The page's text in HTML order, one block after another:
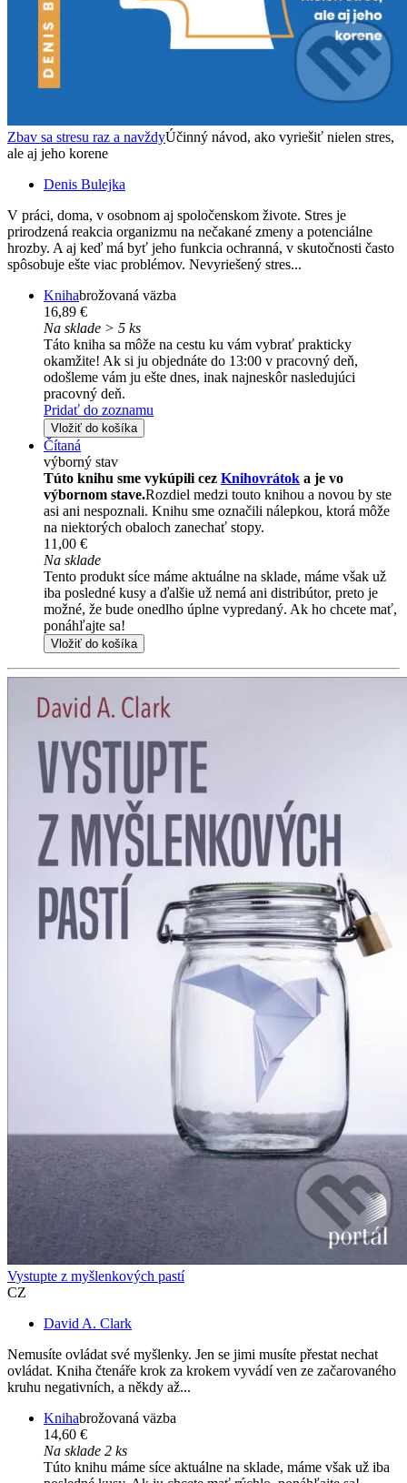
Zbav sa stresu raz a navždyÚčinný návod, ako vyriešiť nielen stres,
ale aj jeho korene
Denis Bulejka
V práci, doma, v osobnom aj spoločenskom živote. Stres je
prirodzená reakcia organizmu na nečakané zmeny a potenciálne
hrozby. A aj keď má byť jeho funkcia ochranná, v skutočnosti často
spôsobuje ešte viac problémov. Nevyriešený stres...
Knihabrožovaná väzba
16,89 €
Na sklade > 5 ks
Táto kniha sa môže na cestu ku vám vybrať prakticky
okamžite! Ak si ju objednáte do 13:00 v pracovný deň,
odošleme vám ju ešte dnes, inak najneskôr nasledujúci
pracovný deň.
Pridať do zoznamu
Vložiť do košíka
Čítaná
výborný stav
Túto knihu sme vykúpili cez Knihovrátok a je vo
výbornom stave.Rozdiel medzi touto knihou a novou by ste
asi ani nespoznali. Knihu sme označili nálepkou, ktorá môže
na niektorých obaloch zanechať stopy.
11,00 €
Na sklade
Tento produkt síce máme aktuálne na sklade, máme však už
iba posledné kusy a ďalšie už nemá ani distribútor, preto je
možné, že bude onedlho úplne vypredaný. Ak ho chcete mať,
ponáhľajte sa!
Vložiť do košíka
Vystupte z myšlenkových pastí
CZ
David A. Clark
Nemusíte ovládat své myšlenky. Jen se jimi musíte přestat nechat
ovládat. Kniha čtenáře krok za krokem vyvádí ven ze začarovaného
kruhu negativních, a někdy až...
Knihabrožovaná väzba
14,60 €
Na sklade 2 ks
Túto knihu máme síce aktuálne na sklade, máme však už iba